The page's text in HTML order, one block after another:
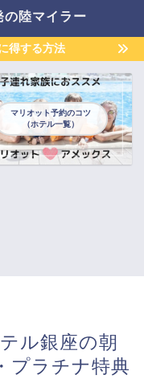
陸マイラー
得する方法
マリオット予約のコツ
（ホテル一覧）
ル銀座の朝
プラチナ特典